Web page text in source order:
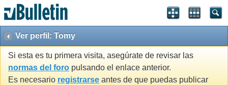
Ver perfil: Tomy
Si esta es tu primera visita, asegúrate de revisar las
normas del foro pulsando el enlace anterior.
Es necesario registrarse antes de que puedas publicar